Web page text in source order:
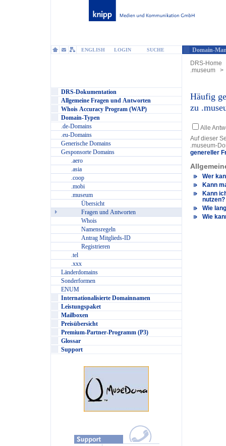
ENGLISH LOGIN SUCHE
Domain-
DRS-Home
.museum
>
DRS-Dokumentation
Allgemeine Fragen und Antworten
Whois Accuracy Program (WAP)
Domain-Typen
.de-Domains
.eu-Domains
Generische Domains
Gesponsorte Domains
.aero
.asia
.coop
.mobi
.museum
Übersicht
Fragen und Antworten
Whois
Namensregeln
Antrag Mitglieds-ID
Registrieren
.tel
.xxx
Länderdomains
Sonderformen
ENUM
Internationalisierte Domainnamen
Leistungspaket
Mailboxen
Preisübersicht
Premium-Partner-Programm (P3)
Glossar
Support
Häufig
zu
Alle
Auf dieser
.museum-
genereller
Wer
Kann
Kann
nutzen?
Wie
Wie